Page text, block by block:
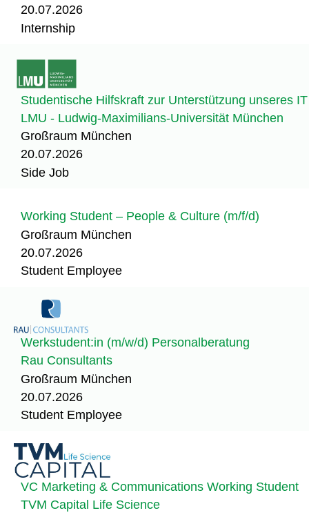
20.07.2026
Internship
Studentische Hilfskraft zur Unterstützung unseres
LMU - Ludwig-Maximilians-Universität München
Großraum München
20.07.2026
Side Job
Working Student – People & Culture (m/f/d)
Großraum München
20.07.2026
Student Employee
Werkstudent:in (m/w/d) Personalberatung
Rau Consultants
Großraum München
20.07.2026
Student Employee
VC Marketing & Communications Working Student
TVM Capital Life Science